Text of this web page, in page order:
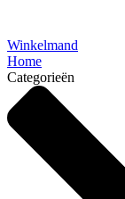
Winkelmand
Home
Categorieën